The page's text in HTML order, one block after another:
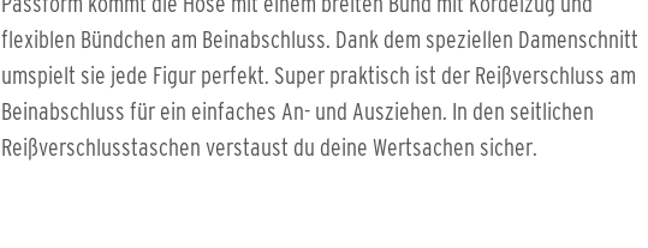
flexiblen Bündchen am Beinabschluss. Dank dem speziellen Damenschnitt
umspielt sie jede Figur perfekt. Super praktisch ist der Reißverschluss am
Beinabschluss für ein einfaches An- und Ausziehen. In den seitlichen
Reißverschlusstaschen verstaust du deine Wertsachen sicher.